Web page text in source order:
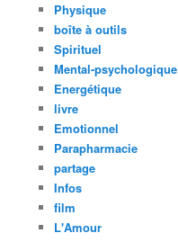
Physique
boîte à outils
Spirituel
Mental-psychologique
Energétique
livre
Emotionnel
Parapharmacie
partage
Infos
film
L'Amour